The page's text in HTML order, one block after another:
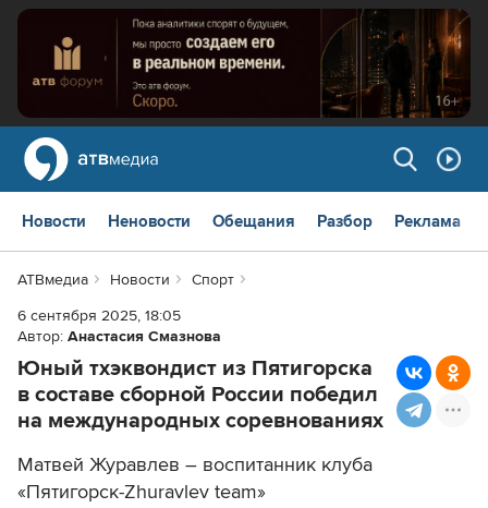
Новости Неновости Обещания Разбор Реклама
АТВмедиа Новости
Спорт
6 сентября 2025, 18:05
Автор: Анастасия Смазнова
Юный тхэквондист из Пятигорска
в составе сборной России победил
на международных соревнованиях
Матвей Журавлев – воспитанник клуба
«Пятигорск-Zhuravlev team»